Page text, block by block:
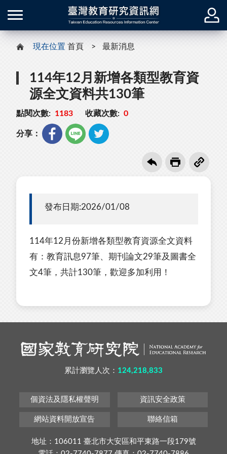
現在位置 首頁 最新消息
114年12月新增各類型教育資
源全文資料共130筆
點閱次數: 1183 收藏次數: 0
分享：
發布日期:2026/01/08
114年12月份新增各類型教育資源全文資料
有：教育訊息97筆、期刊論文29筆及圖書全
文4筆，共計130筆，歡迎多加利用！
累計瀏覽人次： 124,218,833
個資法及隱私權聲明 資訊安全政策
網站資料開放宣告 聯絡信箱
地址：106011 臺北市大安區和平東路一段179號